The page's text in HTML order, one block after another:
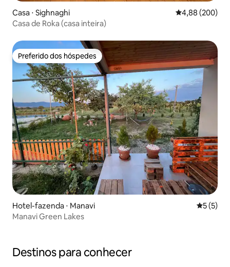
Casa ⋅ Sighnaghi 4,88 de uma
4,88 (200)
Casa de Roka (casa inteira)
Preferido dos hóspedes
Preferido dos hóspedes
Hotel-fazenda ⋅ Manavi 5 de
5 (5)
Manavi Green Lakes
Destinos para conhecer